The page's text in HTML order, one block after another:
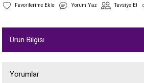
Yorum Yaz Tavsiye Et
Ürün Bilgisi
Yorumlar